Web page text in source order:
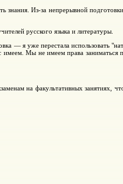
знания. Из-за непрерывной
русского языка и литературы.
— я уже перестала использовать
Мы не имеем права заниматься
на факультативных занятиях,